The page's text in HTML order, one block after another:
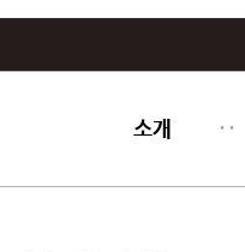
소개